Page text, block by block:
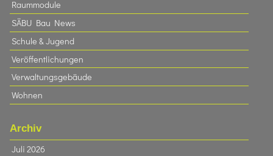
Raummodule
SÄBU Bau News
Schule & Jugend
Veröffentlichungen
Verwaltungsgebäude
Wohnen
Archiv
Juli 2026